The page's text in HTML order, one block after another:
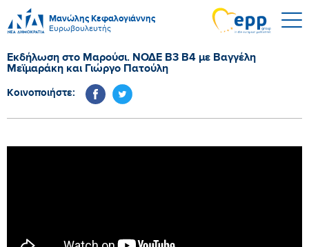
Μανώλης Κεφαλογιάννης
Ευρωβουλευτής
Εκδήλωση στο Μαρούσι. ΝΟΔΕ Β3 Β4 με Βαγγέλη
Μεϊμαράκη και Γιώργο Πατούλη
Κοινοποιήστε: